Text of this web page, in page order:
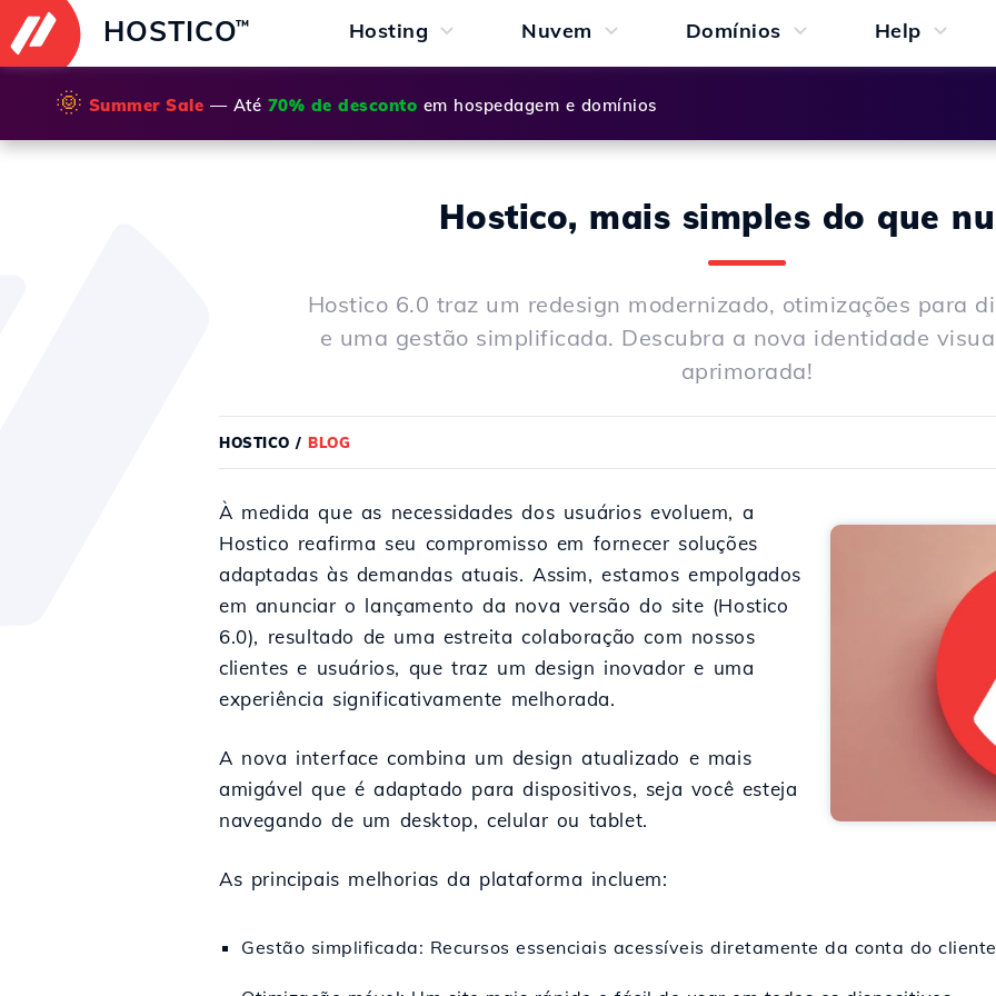
HOSTICO™ Hosting Nuvem Domínios Help
🌞 Summer Sale — Até 70% de desconto em hospedagem e domínios
Hostico, mais simples do que
Hostico 6.0 traz um redesign modernizado, otimizações para
e uma gestão simplificada. Descubra a nova identidade
aprimorada!
HOSTICO / BLOG
À medida que as necessidades dos usuários evoluem, a
Hostico reafirma seu compromisso em fornecer soluções
adaptadas às demandas atuais. Assim, estamos empolgados
em anunciar o lançamento da nova versão do site (Hostico
6.0), resultado de uma estreita colaboração com nossos
clientes e usuários, que traz um design inovador e uma
experiência significativamente melhorada.
A nova interface combina um design atualizado e mais
amigável que é adaptado para dispositivos, seja você esteja
navegando de um desktop, celular ou tablet.
As principais melhorias da plataforma incluem:
Gestão simplificada: Recursos essenciais acessíveis diretamente da conta do